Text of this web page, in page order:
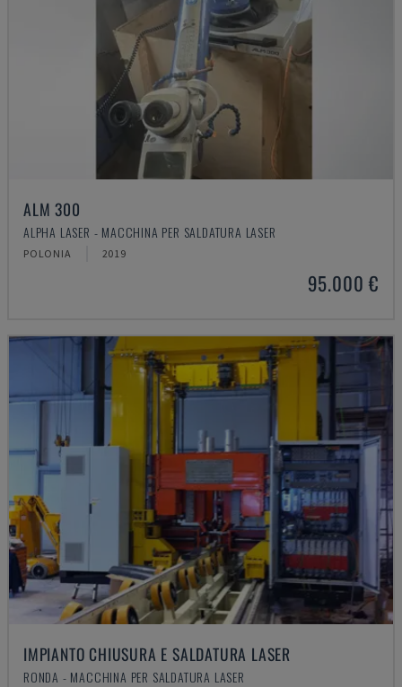
ALM 300
ALPHA LASER - MACCHINA PER SALDATURA LASER
POLONIA 2019
95.000 €
IMPIANTO CHIUSURA E SALDATURA LASER
RONDA - MACCHINA PER SALDATURA LASER